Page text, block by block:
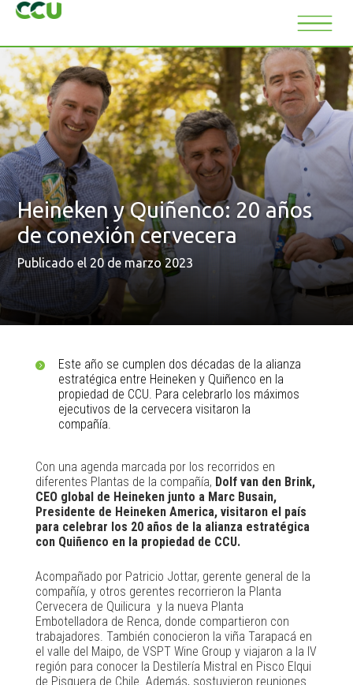
Heineken y Quiñenco: 20 años
de conexión cervecera
Publicado el 20 de marzo 2023
Este año se cumplen dos décadas de la alianza
estratégica entre Heineken y Quiñenco en la
propiedad de CCU. Para celebrarlo los máximos
ejecutivos de la cervecera visitaron la
compañía.
Con una agenda marcada por los recorridos en
diferentes Plantas de la compañía, Dolf van den Brink,
CEO global de Heineken junto a Marc Busain,
Presidente de Heineken America, visitaron el país
para celebrar los 20 años de la alianza estratégica
con Quiñenco en la propiedad de CCU.
Acompañado por Patricio Jottar, gerente general de la
compañía, y otros gerentes recorrieron la Planta
Cervecera de Quilicura y la nueva Planta
Embotelladora de Renca, donde compartieron con
trabajadores. También conocieron la viña Tarapacá en
el valle del Maipo, de VSPT Wine Group y viajaron a la IV
región para conocer la Destilería Mistral en Pisco Elqui
de Pisquera de Chile. Además, sostuvieron reuniones